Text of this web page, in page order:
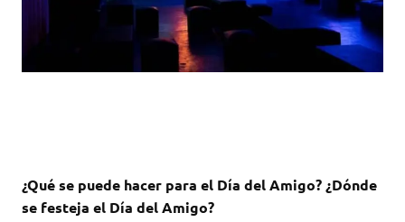
¿Qué se puede hacer para el Día del Amigo? ¿Dónde
se festeja el Día del Amigo?